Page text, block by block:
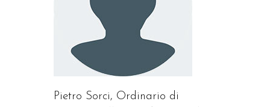
Pietro Sorci, Ordinario di